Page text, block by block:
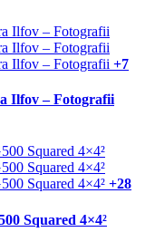
+7
Ilfov – Fotografii
+28
Squared 4×4²